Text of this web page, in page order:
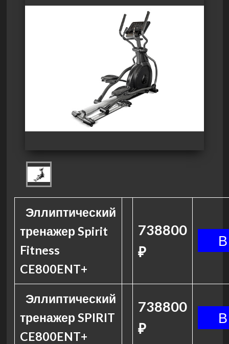
Эллиптический
тренажер Spirit
Fitness
CE800ENT+
738800
₽
Эллиптический
тренажер SPIRIT
CE800ENT+
738800
₽